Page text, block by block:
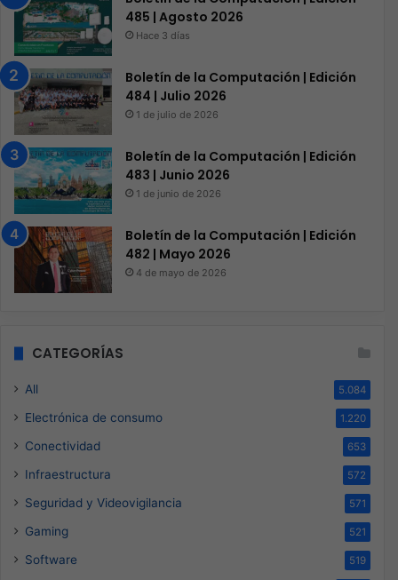
485 | Agosto 2026
Hace 3 días
Boletín de la Computación | Edición
484 | Julio 2026
1 de julio de 2026
Boletín de la Computación | Edición
483 | Junio 2026
1 de junio de 2026
Boletín de la Computación | Edición
482 | Mayo 2026
4 de mayo de 2026
CATEGORÍAS
All 5.084
Electrónica de consumo 1.220
Conectividad 653
Infraestructura 572
Seguridad y Videovigilancia 571
Gaming 521
Software 519